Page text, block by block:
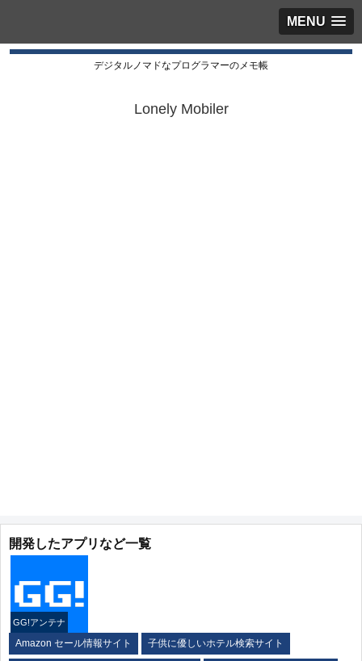
MENU
デジタルノマドなプログラマーのメモ帳
Lonely Mobiler
開発したアプリなど一覧
GG!アンテナ
Amazon セール情報サイト 子供に優しいホテル検索サイト